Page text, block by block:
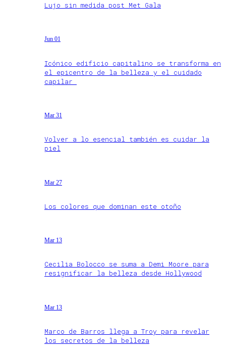
Lujo sin medida post Met Gala
Jun 01
Icónico edificio capitalino se transforma en
el epicentro de la belleza y el cuidado
capilar
Mar 31
Volver a lo esencial también es cuidar la
piel
Mar 27
Los colores que dominan este otoño
Mar 13
Cecilia Bolocco se suma a Demi Moore para
resignificar la belleza desde Hollywood
Mar 13
Marco de Barros llega a Troy para revelar
los secretos de la belleza